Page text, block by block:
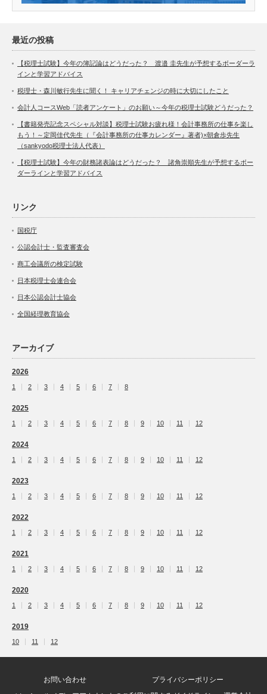
最近の投稿
【税理士試験】今年の簿記論はどうだった？ 渡邉 圭先生が予想するボーダーラ
インと学習アドバイス
税理士・森川敏行先生に聞く！ キャリアチェンジの時に大切にしたこと
会計人コースWeb「読者アンケート」のお願い～今年の税理士試験どうだった？
【書籍発売記念スペシャル対談】税理士試験お疲れ様！会計事務所の仕事を楽し
もう！～定岡佳代先生（『会計事務所の仕事カレンダー』著者)×朝倉歩先生
（sankyodo税理士法人代表）
【税理士試験】今年の財務諸表論はどうだった？ 諸角崇順先生が予想するボー
ダーラインと学習アドバイス
リンク
国税庁
公認会計士・監査審査会
商工会議所の検定試験
日本税理士会連合会
日本公認会計士協会
全国経理教育協会
アーカイブ
2026
1 2 3 4 5 6 7 8
2025
1 2 3 4 5 6 7 8 9 10 11 12
2024
1 2 3 4 5 6 7 8 9 10 11 12
2023
1 2 3 4 5 6 7 8 9 10 11 12
2022
1 2 3 4 5 6 7 8 9 10 11 12
2021
1 2 3 4 5 6 7 8 9 10 11 12
2020
1 2 3 4 5 6 7 8 9 10 11 12
2019
10 11 12
お問い合わせ
プライバシーポリシー